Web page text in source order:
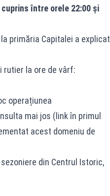
între orele 22:00 și
primăria Capitalei a explicat
rutier la ore de vârf:
operațiunea
mai jos (link în primul
acest domeniu de
din Centrul Istoric,